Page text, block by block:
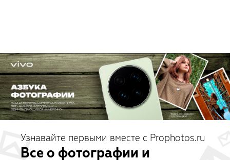
Узнавайте первыми вместе с Prophotos.ru
Все о фотографии и